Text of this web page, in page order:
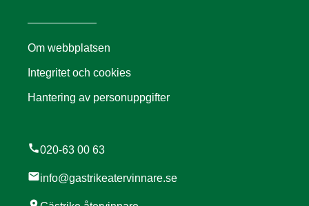
Om webbplatsen
Integritet och cookies
Hantering av personuppgifter
call020-63 00 63
mailinfo@gastrikeatervinnare.se